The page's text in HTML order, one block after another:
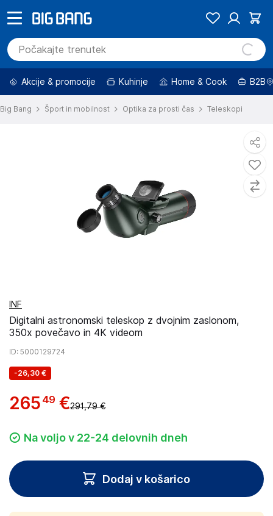
Akcije & promocije Kuhinje Home & Cook B2B
Big Bang Šport in mobilnost Optika za prosti čas Teleskopi
INF
Digitalni astronomski teleskop z dvojnim zaslonom,
350x povečavo in 4K videom
ID: 5000129724
-26,30 €
265 49 €291,79 €
Na voljo v 22-24 delovnih dneh
Dodaj v košarico